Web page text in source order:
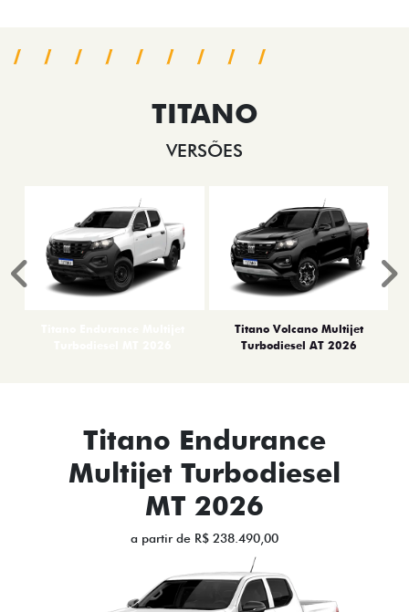
TITANO
VERSÕES
Titano Volcano Multijet
Turbodiesel AT 2026
Anterior
Titano Endurance
Multijet Turbodiesel
MT 2026
a partir de R$ 238.490,00